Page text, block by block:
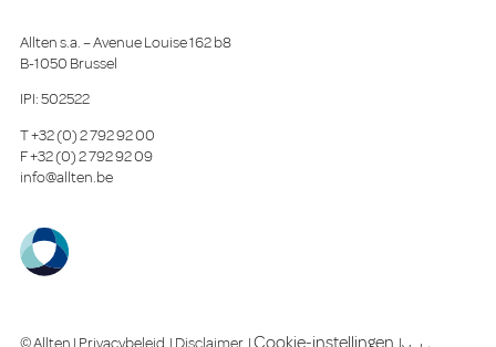
Allten s.a. – Avenue Louise 162 b8
B-1050 Brussel
IPI: 502522
T+32 (0) 2 792 92 00
F+32 (0) 2 792 92 09
info@allten.be
© Allten | Privacybeleid | Disclaimer |Cookie-instellingen |